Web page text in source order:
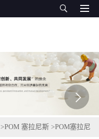
>POM 塞拉尼斯 >POM塞拉尼